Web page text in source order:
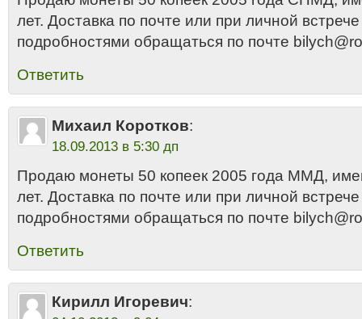
лет. Доставка по почте или при личной
подробностями обращаться по почте
Ответить
Михаил Коротков:
18.09.2013 в 5:30 дп
Продаю монеты 50 копеек 2005 года ММД,
лет. Доставка по почте или при личной
подробностями обращаться по почте
Ответить
Кирилл Игоревич: